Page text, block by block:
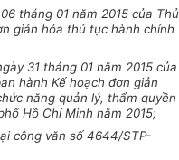
tháng 01 năm 2015 của Thủ
giản hóa thủ tục hành chính
31 tháng 01 năm 2015 của
hành Kếhoạch đơn giản
năng quản lý, thẩm quyền
Hồ Chí Minh năm 2015;
công văn số 4644/STP-